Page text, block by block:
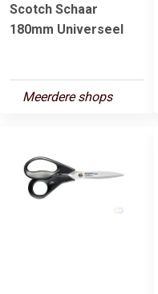
Scotch Schaar
180mm Universeel
Meerdere shops